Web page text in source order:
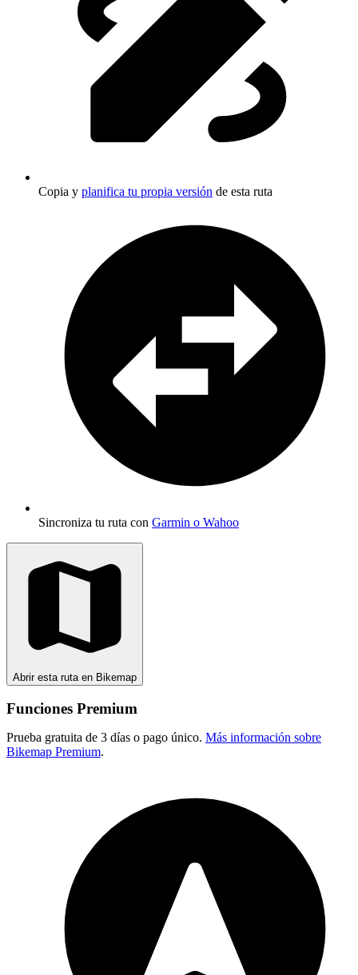
Copia y planifica tu propia versión de esta ruta
Sincroniza tu ruta con Garmin o Wahoo
Abrir esta ruta en Bikemap
Funciones Premium
Prueba gratuita de 3 días o pago único. Más información sobre
Bikemap Premium.